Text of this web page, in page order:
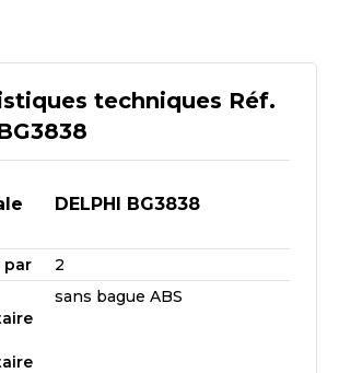
techniques Réf.
DELPHI BG3838
par
2
sans bague ABS